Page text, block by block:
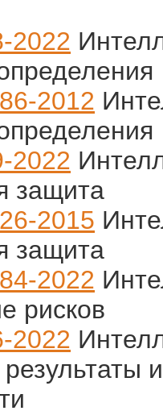
2022
2012
2022
защита
2015
защита
2022
рисков
2022